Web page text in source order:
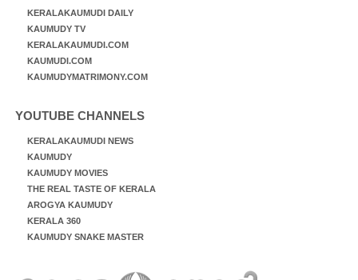
KERALAKAUMUDI DAILY
KAUMUDY TV
KERALAKAUMUDI.COM
KAUMUDI.COM
KAUMUDYMATRIMONY.COM
YOUTUBE CHANNELS
KERALAKAUMUDI NEWS
KAUMUDY
KAUMUDY MOVIES
THE REAL TASTE OF KERALA
AROGYA KAUMUDY
KERALA 360
KAUMUDY SNAKE MASTER